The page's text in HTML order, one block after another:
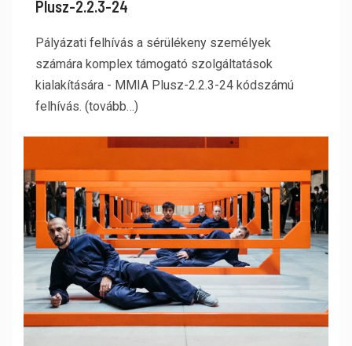
Plusz-2.2.3-24
Pályázati felhívás a sérülékeny személyek
számára komplex támogató szolgáltatások
kialakítására - MMIA Plusz-2.2.3-24 kódszámú
felhívás. (tovább…)